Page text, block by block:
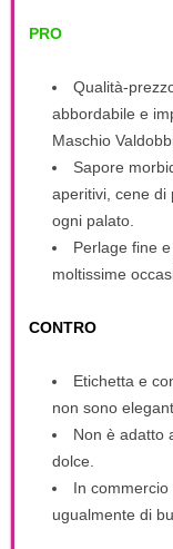
PRO
Qualità-
abbordabile e
Maschio
Sapore
aperitivi, cene di
ogni palato.
Perlage fine
moltissime
CONTRO
Etichetta e
non sono
Non è adatto
dolce.
In
ugualmente di